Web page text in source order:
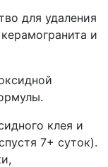
для удаления
и
клея и
7+ суток).